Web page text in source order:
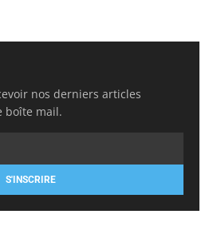
nos derniers articles
boîte mail.
S'INSCRIRE